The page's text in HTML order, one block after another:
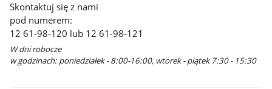
Skontaktuj się z nami
pod numerem:
12 61-98-120 lub 12 61-98-121
W dni robocze
w godzinach: poniedziałek - 8:00-16:00, wtorek - piątek 7:30 - 15:30